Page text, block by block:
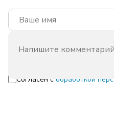
Согласен с обработкой